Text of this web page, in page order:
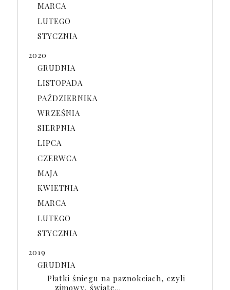
MARCA
LUTEGO
STYCZNIA
2020
GRUDNIA
LISTOPADA
PAŹDZIERNIKA
WRZEŚNIA
SIERPNIA
LIPCA
CZERWCA
MAJA
KWIETNIA
MARCA
LUTEGO
STYCZNIA
2019
GRUDNIA
Płatki śniegu na paznokciach, czyli
zimowy, świąte...